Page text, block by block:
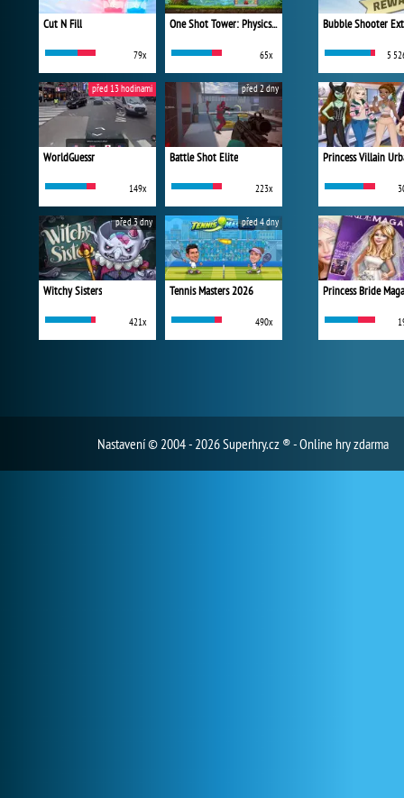
Cut N Fill
79x
One Shot Tower: Physics Destroyer
65x
WorldGuessr
149x
před 13 hodinami
Battle Shot Elite
223x
před 2 dny
Witchy Sisters
421x
před 3 dny
Tennis Masters 2026
490x
před 4 dny
Bubble Shooter
5
Princess Bride
Nastavení© 2004 - 2026 Superhry.cz ® - Online hry zdarma